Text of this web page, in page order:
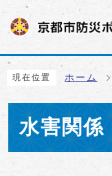
ページの先頭です
ここから本文です
現在位置 ホーム
水害関係